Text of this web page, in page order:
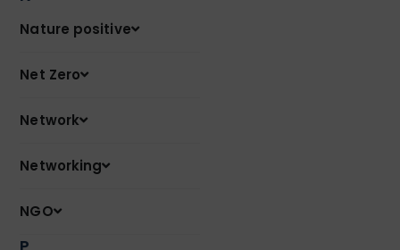
Nature positive
Net Zero
Network
Networking
NGO
P